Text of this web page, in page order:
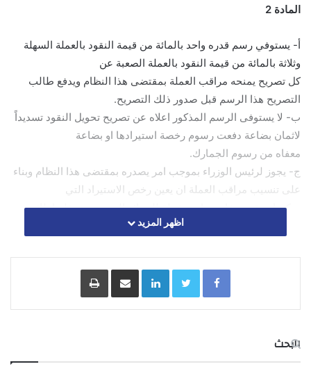
المادة 2
أ- يستوفي رسم قدره واحد بالمائة من قيمة النقود بالعملة السهلة
وثلاثة بالمائة من قيمة النقود بالعملة الصعبة عن
كل تصريح يمنحه مراقب العملة بمقتضى هذا النظام ويدفع طالب
التصريح هذا الرسم قبل صدور ذلك التصريح.
ب- لا يستوفى الرسم المذكور اعلاه عن تصريح تحويل النقود تسديداً
لاثمان بضاعة دفعت رسوم رخصة استيرادها او بضاعة
معفاه من رسوم الجمارك.
ج- يجوز لرئيس الوزراء بموجب امر يصدره بمقتضى هذا النظام وبناء
على تنسيب مراقب العملة ان يعين رخص الاستيراد التي
يمكن ان تقوم مقام تصاريح عملة للبضائع التي تحتوي عليها تلك
المادة 3
تعفى من الرسوم التصاريح الممنوحة من قبل مراقب العملة لادخال
اظهر المزيد
Facebook
Twitter
LinkedInمشاركة عبر البريد طباعة
البحث